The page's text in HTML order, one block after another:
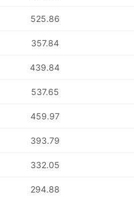
525.86
357.84
439.84
537.65
459.97
393.79
332.05
294.88